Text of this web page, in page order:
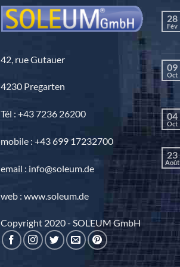
42, rue Gutauer
4230 Pregarten
Tél : +43 7236 26200
mobile : +43 699 17232700
email : info@soleum.de
web : www.soleum.de
Copyright 2020 - SOLEUM GmbH
28
Fév
09
Oct
04
Oct
23
Août